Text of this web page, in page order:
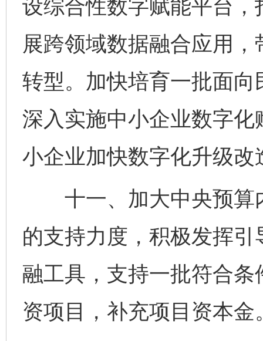
设综合性数字赋能平台
展跨领域数据融合应用
转型。加快培育一批面
深入实施中小企业数字
小企业加快数字化升级改
十一、加大中央预算
的支持力度，积极发挥
融工具，支持一批符合
资项目，补充项目资本金